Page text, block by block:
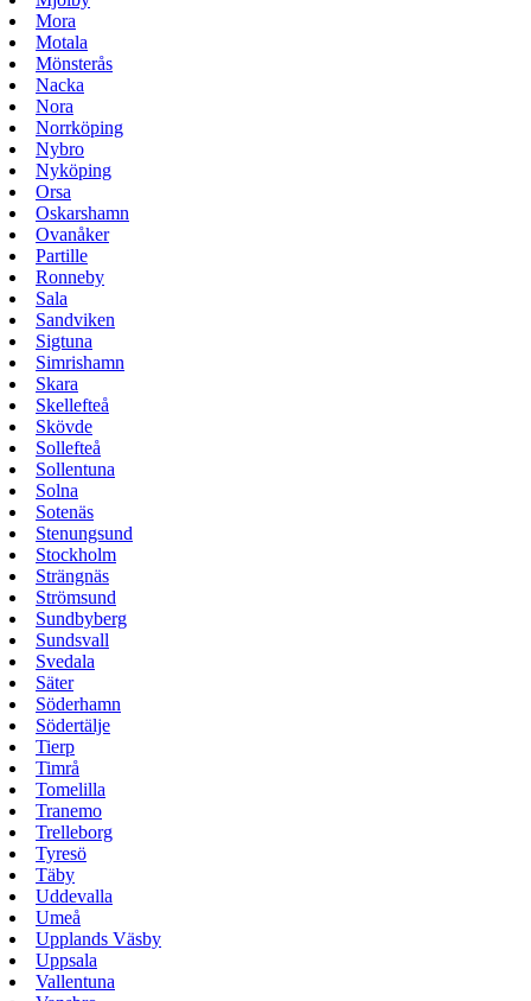
Mora
Motala
Mönsterås
Nacka
Nora
Norrköping
Nybro
Nyköping
Orsa
Oskarshamn
Ovanåker
Partille
Ronneby
Sala
Sandviken
Sigtuna
Simrishamn
Skara
Skellefteå
Skövde
Sollefteå
Sollentuna
Solna
Sotenäs
Stenungsund
Stockholm
Strängnäs
Strömsund
Sundbyberg
Sundsvall
Svedala
Säter
Söderhamn
Södertälje
Tierp
Timrå
Tomelilla
Tranemo
Trelleborg
Tyresö
Täby
Uddevalla
Umeå
Upplands Väsby
Uppsala
Vallentuna